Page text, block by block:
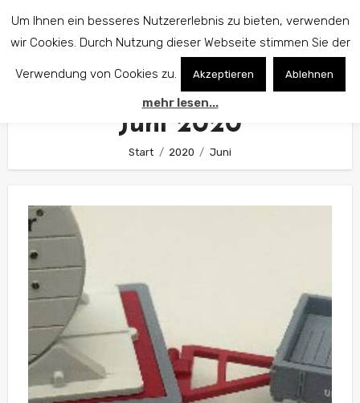
Juni 2020
Start 2020 Juni
Um Ihnen ein besseres Nutzererlebnis zu bieten, verwenden
wir Cookies. Durch Nutzung dieser Webseite stimmen Sie der
Verwendung von Cookies zu. Akzeptieren Ablehnen
mehr lesen...